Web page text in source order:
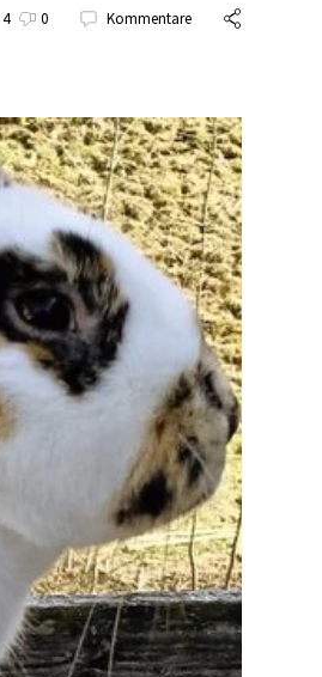
4 0 Kommentare